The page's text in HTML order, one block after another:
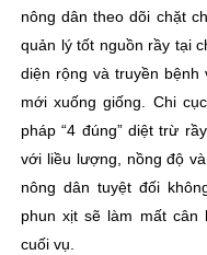
nông dân theo dõi chặt
quản lý tốt nguồn rầy tại
diện rộng và truyền
mới xuống giống. Chi
pháp “4 đúng” diệt trừ
với liều lượng, nồng độ
nông dân tuyệt đối
phun xịt sẽ làm mất cân
cuối vụ.